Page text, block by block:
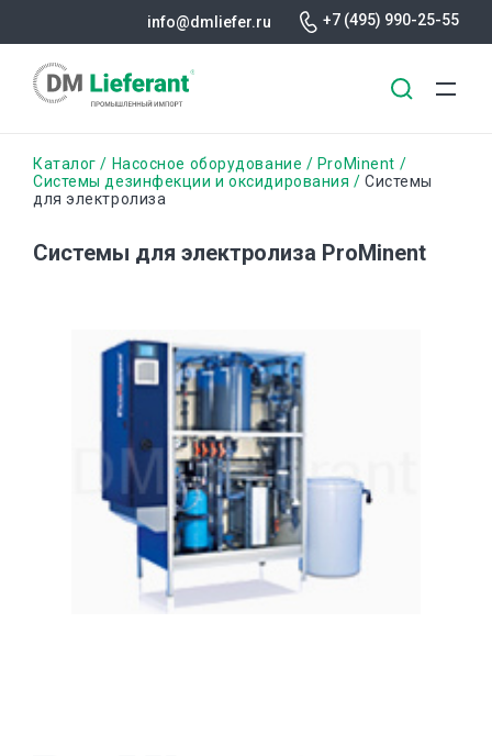
основному
info@dmliefer.ru +7 (495) 990-25-55
Строка
навигации
Каталог Насосное оборудование
ProMinent
Системы дезинфекции и оксидирования
Системы
для электролиза
Системы для электролиза ProMinent